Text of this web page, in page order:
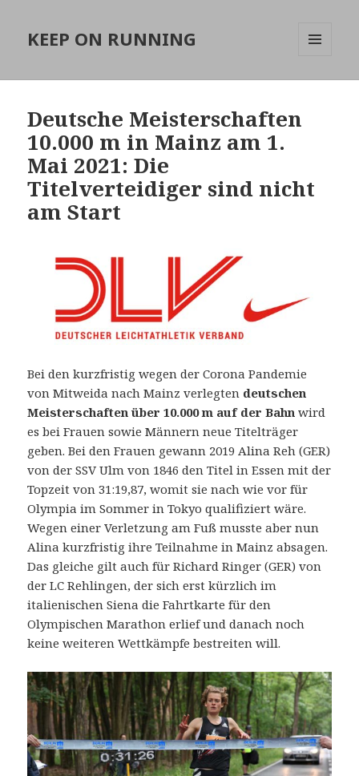
KEEP ON RUNNING
Deutsche Meisterschaften
10.000 m in Mainz am 1.
Mai 2021: Die
Titelverteidiger sind nicht
am Start
Bei den kurzfristig wegen der Corona Pandemie
von Mitweida nach Mainz verlegten deutschen
Meisterschaften über 10.000 m auf der Bahn wird
es bei Frauen sowie Männern neue Titelträger
geben.Bei den Frauen gewann 2019 Alina Reh (GER)
von der SSV Ulm von 1846 den Titel in Essen mit der
Topzeit von 31:19,87, womit sie nach wie vor für
Olympia im Sommer in Tokyo qualifiziert wäre.
Wegen einer Verletzung am Fuß musste aber nun
Alina kurzfristig ihre Teilnahme in Mainz absagen.
Das gleiche gilt auch für Richard Ringer (GER) von
der LC Rehlingen, der sich erst kürzlich im
italienischen Siena die Fahrtkarte für den
Olympischen Marathon erlief und danach noch
keine weiteren Wettkämpfe bestreiten will.